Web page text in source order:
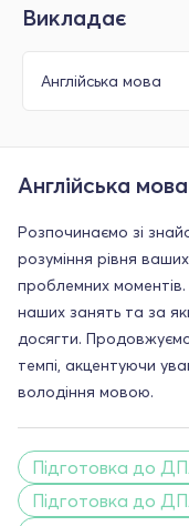
Викладає
Англійська мова
Розпочинаємо зі
розуміння рівня
проблемних
наших занять та за
досягти.
темпі, акцентуючи
володіння мовою.
Підготовка до
Підготовка до